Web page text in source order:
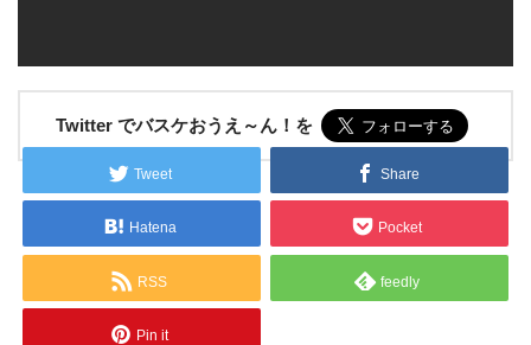
Twitter でバスケおうえ～ん！を
Tweet Share
Hatena Pocket
RSS feedly
Pin it